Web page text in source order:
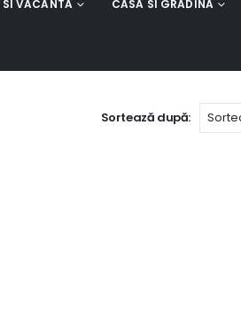
SI VACANTA CASA SI GRADINA
Sortează după: